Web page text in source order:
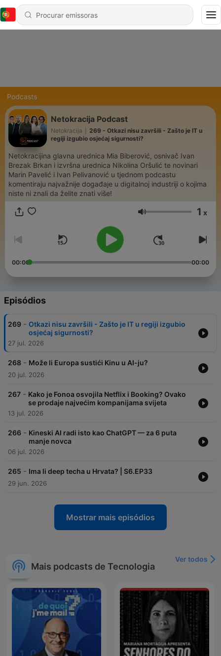
Podcasts
Netokracija Podcast
Netokracija
269 - Otkazi nisu završili - Zašto je IT u
regiji izgubio osjećaj sigurnosti?
Netokracijina glavna urednica Mia Biberović, osnivač Ivan
Brezak Brkan i izvršna urednica Nikolina Oršulić te novinari
Marin Pavelić i Ivan Pelivanović u tjednom podcastu
komentiraju najvažnije događaje u digitalnoj industriji o kojima
niste ni znali da želite znati više!
Volume 1 x
00:00 00:00
Episódios
269 - Otkazi nisu završili - Zašto je IT u regiji izgubio
osjećaj sigurnosti?
27 jul. 2026
268 - Može li Europa sustići Kinu u AI-ju?
20 jul. 2026
267 - Kako je Fonoa osvojila Netflix i Booking? Ovako
se prodaje najvećim kompanijama svijeta
13 jul. 2026
266 - Kineski AI radi isto kao ChatGPT — za 6 puta
manje novca
06 jul. 2026
265 - Ima li deep techa u Hrvata? | S6.EP33
29 jun. 2026
Mostrar mais episódios
Mais podcasts de Tecnologia
Ver todos